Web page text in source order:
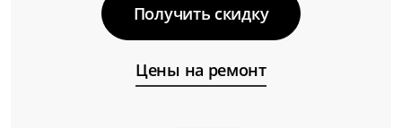
Получить скидку
Цены на ремонт